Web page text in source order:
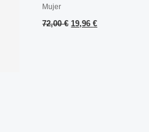
Mujer
72,00€ 19,96€